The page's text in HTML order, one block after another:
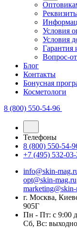
Условия
Условия
Гарантия
Вопрос-
Блог
Контакты
Бонусная
Косметологи
8 (800) 550-54-96
Телефоны
8 (800) 550-54-
+7 (495) 532-
info@skin-
opt@skin-mag.ru
г. Москва,
905Г
Пн - Пт: с 9:00
Сб, Вс: